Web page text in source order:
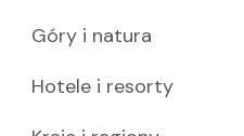
Góry i natura
Hotele i resorty